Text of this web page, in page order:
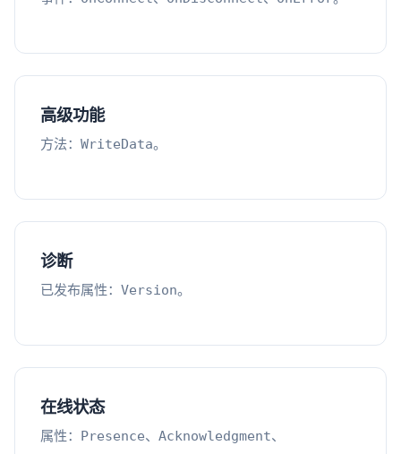
高级功能
方法： WriteData。
诊断
已发布属性： Version。
在线状态
属性： Presence、 Acknowledgment、